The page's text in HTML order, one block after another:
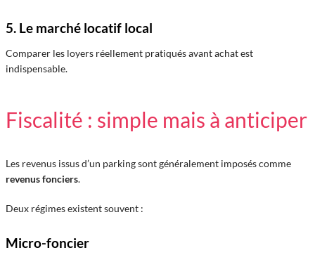
5. Le marché locatif local
Comparer les loyers réellement pratiqués avant achat est
indispensable.
Fiscalité : simple mais à anticiper
Les revenus issus d’un parking sont généralement imposés comme
revenus fonciers.
Deux régimes existent souvent :
Micro-foncier